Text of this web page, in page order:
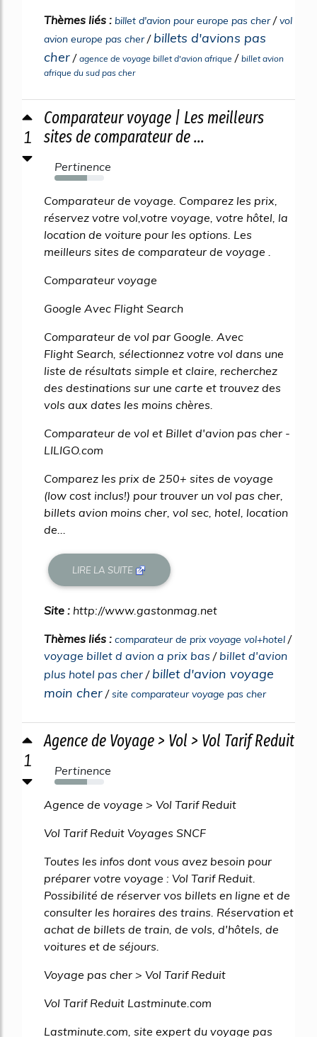
Thèmes liés : billet d'avion pour europe pas cher/vol
avion europe pas cher/ billets d'avions pas
cher / agence de voyage billet d'avion afrique / billet avion
afrique du sud pas cher
1
Comparateur voyage | Les meilleurs
sites de comparateur de ...
Pertinence
66%
Comparateur de voyage. Comparez les prix,
réservez votre vol,votre voyage, votre hôtel, la
location de voiture pour les options. Les
meilleurs sites de comparateur de voyage .
Comparateur voyage
Google Avec Flight Search
Comparateur de vol par Google. Avec
Flight Search, sélectionnez votre vol dans une
liste de résultats simple et claire, recherchez
des destinations sur une carte et trouvez des
vols aux dates les moins chères.
Comparateur de vol et Billet d'avion pas cher -
LILIGO.com
Comparez les prix de 250+ sites de voyage
(low cost inclus!) pour trouver un vol pas cher,
billets avion moins cher, vol sec, hotel, location
de...
LIRE LA SUITE
Site : http://www.gastonmag.net
Thèmes liés : comparateur de prix voyage vol+hotel /
voyage billet d avion a prix bas / billet d'avion
plus hotel pas cher / billet d'avion voyage
moin cher /site comparateur voyage pas cher
1
Agence de Voyage > Vol > Vol Tarif Reduit
Pertinence
66%
Agence de voyage > Vol Tarif Reduit
Vol Tarif Reduit Voyages SNCF
Toutes les infos dont vous avez besoin pour
préparer votre voyage : Vol Tarif Reduit.
Possibilité de réserver vos billets en ligne et de
consulter les horaires des trains. Réservation et
achat de billets de train, de vols, d'hôtels, de
voitures et de séjours.
Voyage pas cher > Vol Tarif Reduit
Vol Tarif Reduit Lastminute.com
Lastminute.com, site expert du voyage pas